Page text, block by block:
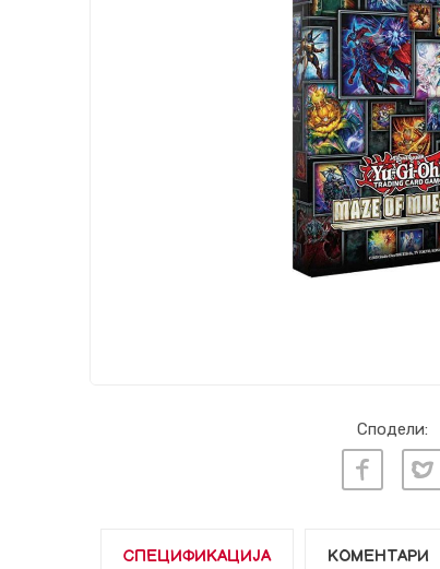
Сподели:
СПЕЦИФИКАЦИЈА КОМЕНТАРИ